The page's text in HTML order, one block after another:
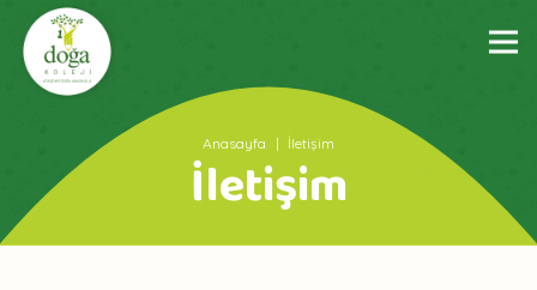
Anasayfa | İletişim
İletişim